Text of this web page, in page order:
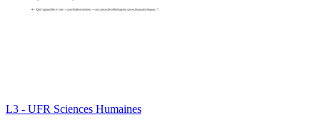
L3 - UFR Sciences Humaines